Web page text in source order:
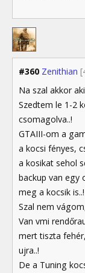
#360 Zenithian
Na szal akkor
Szedtem le 1-2
csomagolva..!
GTAIII-om a
a kocsi fényes,
a kosikat sehol
backup van egy
meg a kocsik is..!
Szal nem
Van vmi
mert tiszta
ujra..!
De a Tuning